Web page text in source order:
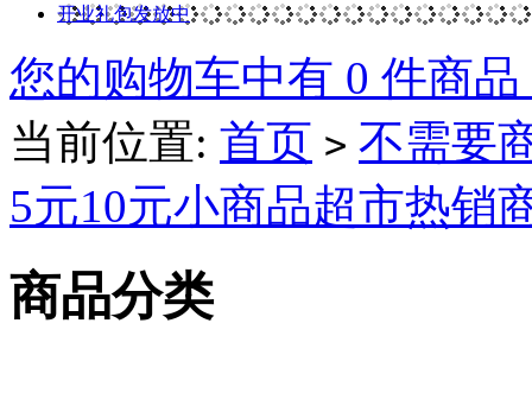
开业礼包发放中
您的购物车中有 0 件商
当前位置: 首页 > 不需要
5元10元小商品超市热销
商品分类